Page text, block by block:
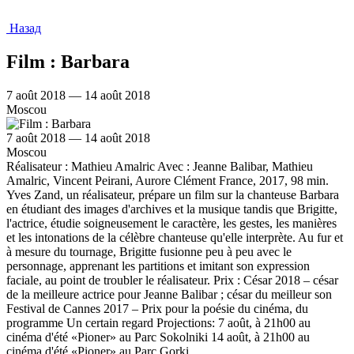
Назад
Film : Barbara
7 août 2018 — 14 août 2018
Moscou
7 août 2018 — 14 août 2018
Moscou
Réalisateur : Mathieu Amalric Avec : Jeanne Balibar, Mathieu
Amalric, Vincent Peirani, Aurore Clément France, 2017, 98 min.
Yves Zand, un réalisateur, prépare un film sur la chanteuse Barbara
en étudiant des images d'archives et la musique tandis que Brigitte,
l'actrice, étudie soigneusement le caractère, les gestes, les manières
et les intonations de la célèbre chanteuse qu'elle interprète. Au fur et
à mesure du tournage, Brigitte fusionne peu à peu avec le
personnage, apprenant les partitions et imitant son expression
faciale, au point de troubler le réalisateur. Prix : César 2018 – césar
de la meilleure actrice pour Jeanne Balibar ; césar du meilleur son
Festival de Cannes 2017 – Prix pour la poésie du cinéma, du
programme Un certain regard Projections: 7 août, à 21h00 au
cinéma d'été «Pioner» au Parc Sokolniki 14 août, à 21h00 au
cinéma d'été «Pioner» au Parc Gorki